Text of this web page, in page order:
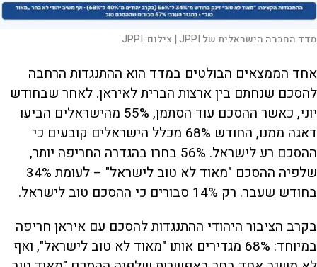
מדד החברה הישראלית של JPPI | צילום:JPPI
אחד הממצאים הבולטים במדד הוא ההתנגדות הרחבה
להסכם שנחתם בין ארצות הברית לאיראן. לאחר שבחודש
יוני, כאשר ההסכם עוד הסתמן, 55% מהישראלים הביעו
דאגה ממנו, החודש 68% מכלל הישראלים קובעים כי
ההסכם רע לישראל. 56% בחרו בהגדרה החריפה יותר,
שלפיה ההסכם "מאוד לא טוב לישראל" – לעומת 34%
בחודש שעבר. רק 14% סבורים כי ההסכם טוב לישראל.
בקרב הציבור היהודי ההתנגדות להסכם עם איראן חריפה
במיוחד: 68% מגדירים אותו "מאוד לא טוב לישראל", ואף